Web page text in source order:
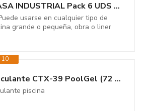
DIASA INDUSTRIAL Pack 6 UDS Gel Clarificante Piscinas Dpool Gel - MONODOSIS...
usarse en cualquier tipo de
grande o pequeña, obra o liner
10
Floculante CTX-39 PoolGel (72 Caja Completa)
piscina